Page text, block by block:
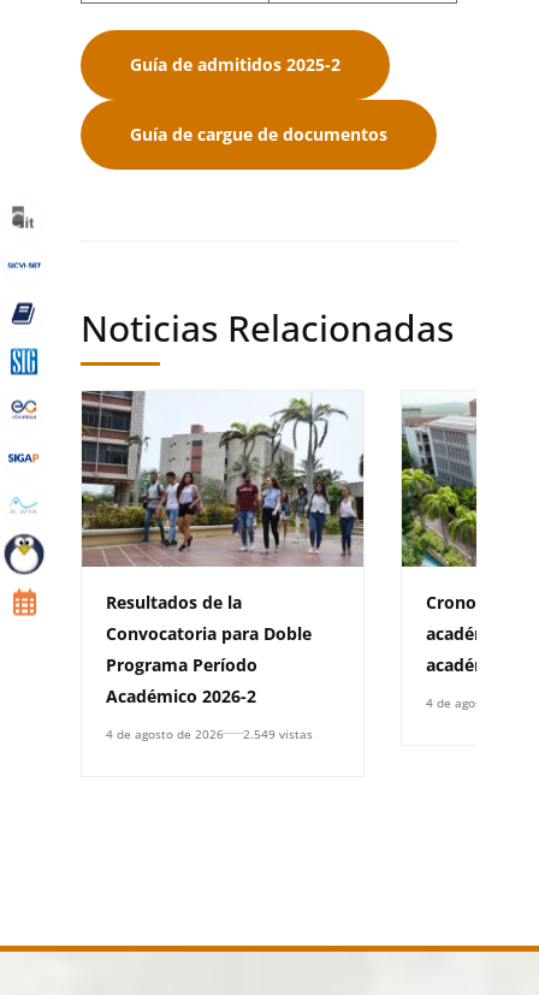
Guía de admitidos 2025-2
Guía de cargue de documentos
Noticias Relacionadas
Resultados de la
Convocatoria para Doble
Programa Período
Académico 2026-2
4 de agosto de 2026 2.549 vistas
Cronograma
académica
académico
4 de agosto de